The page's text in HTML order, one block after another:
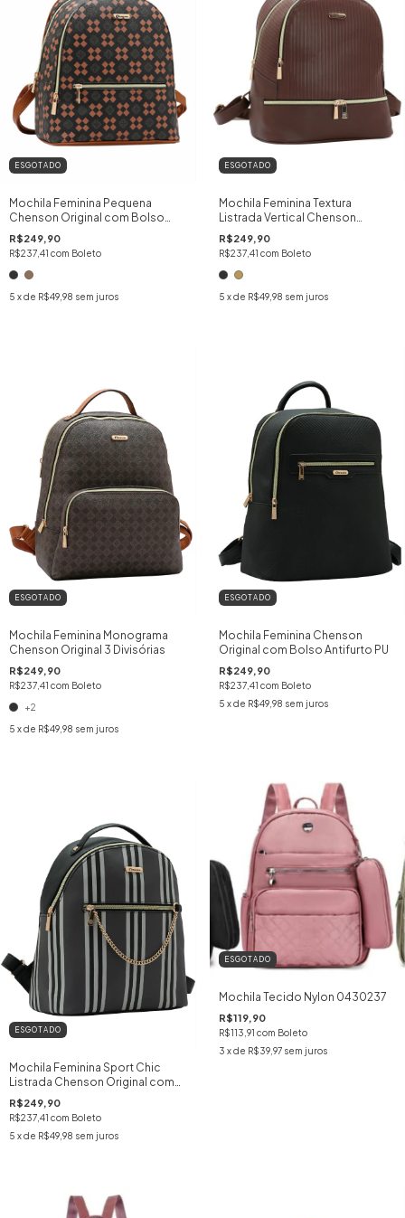
ESGOTADO
Mochila Feminina Pequena
Chenson Original com Bolso
Antifurto PU
R$249,90
R$237,41 com Boleto
5 x de R$49,98 sem juros
ESGOTADO
Mochila Feminina Textura
Listrada Vertical Chenson
Original 2 Divisórias
R$249,90
R$237,41 com Boleto
5 x de R$49,98 sem juros
ESGOTADO
Mochila Feminina Monograma
Chenson Original 3 Divisórias
R$249,90
R$237,41 com Boleto
+2
5 x de R$49,98 sem juros
ESGOTADO
Mochila Feminina Chenson
Original com Bolso Antifurto PU
R$249,90
R$237,41 com Boleto
5 x de R$49,98 sem juros
ESGOTADO
Mochila Feminina Sport Chic
Listrada Chenson Original com
Bolso Antifurto PU
R$249,90
R$237,41 com Boleto
5 x de R$49,98 sem juros
ESGOTADO
Mochila Tecido Nylon 0430237
R$119,90
R$113,91 com Boleto
3 x de R$39,97 sem juros